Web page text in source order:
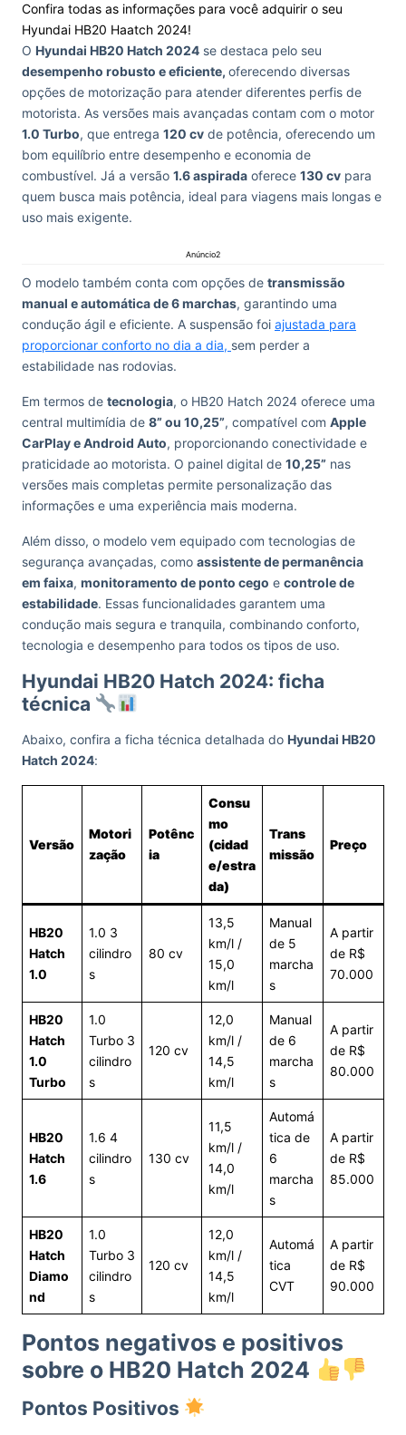
Confira todas as informações para você adquirir o seu
Hyundai HB20 Haatch 2024!
O Hyundai HB20 Hatch 2024 se destaca pelo seu
desempenho robusto e eficiente, oferecendo diversas
opções de motorização para atender diferentes perfis de
motorista. As versões mais avançadas contam com o motor
1.0 Turbo, que entrega 120 cv de potência, oferecendo um
bom equilíbrio entre desempenho e economia de
combustível. Já a versão 1.6 aspirada oferece 130 cv para
quem busca mais potência, ideal para viagens mais longas e
uso mais exigente.
Anúncio2
O modelo também conta com opções de transmissão
manual e automática de 6 marchas, garantindo uma
condução ágil e eficiente. A suspensão foi ajustada para
proporcionar conforto no dia a dia, sem perder a
estabilidade nas rodovias.
Em termos de tecnologia, o HB20 Hatch 2024 oferece uma
central multimídia de 8” ou 10,25”, compatível com Apple
CarPlay e Android Auto, proporcionando conectividade e
praticidade ao motorista. O painel digital de 10,25” nas
versões mais completas permite personalização das
informações e uma experiência mais moderna.
Além disso, o modelo vem equipado com tecnologias de
segurança avançadas, como assistente de permanência
em faixa, monitoramento de ponto cego e controle de
estabilidade. Essas funcionalidades garantem uma
condução mais segura e tranquila, combinando conforto,
tecnologia e desempenho para todos os tipos de uso.
Hyundai HB20 Hatch 2024: ficha
técnica
Abaixo, confira a ficha técnica detalhada do Hyundai HB20
Hatch 2024:
Versão
Motori
zação
Potênc
ia
Consu
mo
(cidad
e/estra
da)
Trans
missão
Preço
HB20
Hatch
1.0
1.0 3
cilindro
s
80 cv
13,5
km/l /
15,0
km/l
Manual
de 5
marcha
s
A partir
de R$
70.000
HB20
Hatch
1.0
Turbo
1.0
Turbo 3
cilindro
s
120 cv
12,0
km/l /
14,5
km/l
Manual
de 6
marcha
s
A partir
de R$
80.000
HB20
Hatch
1.6
1.6 4
cilindro
s
130 cv
11,5
km/l /
14,0
km/l
Automá
tica de
6
marcha
s
A partir
de R$
85.000
HB20
Hatch
Diamo
nd
1.0
Turbo 3
cilindro
s
120 cv
12,0
km/l /
14,5
km/l
Automá
tica
CVT
A partir
de R$
90.000
Pontos negativos e positivos
sobre o HB20 Hatch 2024
Pontos Positivos